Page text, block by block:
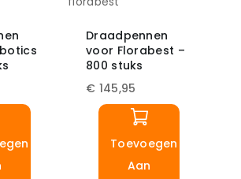
Draadpennen
voor Florabest –
800 stuks
€ 145,95
Toevoegen
Aan